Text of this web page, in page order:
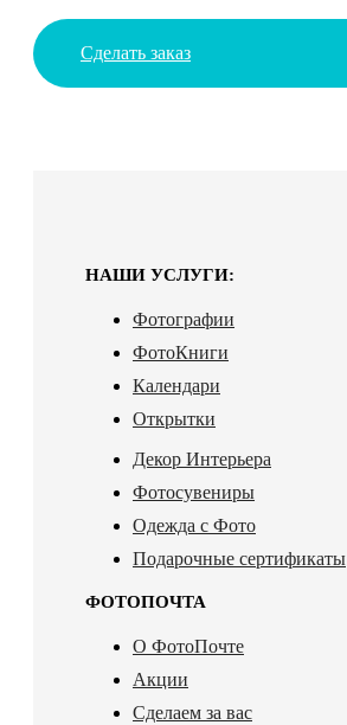
Сделать заказ
НАШИ УСЛУГИ:
Фотографии
ФотоКниги
Календари
Открытки
Декор Интерьера
Фотосувениры
Одежда с Фото
Подарочные сертификаты
ФОТОПОЧТА
О ФотоПочте
Акции
Сделаем за вас